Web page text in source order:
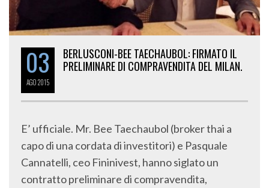
03
AGO2015
BERLUSCONI-BEE TAECHAUBOL: FIRMATO IL
PRELIMINARE DI COMPRAVENDITA DEL MILAN.
E’ ufficiale. Mr. Bee Taechaubol (broker thai a
capo di una cordata di investitori) e Pasquale
Cannatelli, ceo Fininivest, hanno siglato un
contratto preliminare di compravendita,